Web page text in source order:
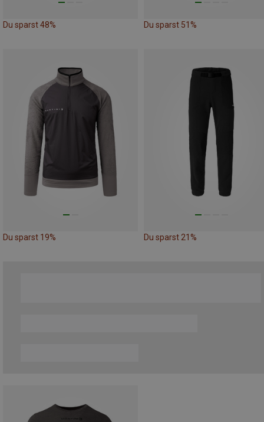
Du sparst 48% Du sparst 51%
Du sparst 19% Du sparst 21%